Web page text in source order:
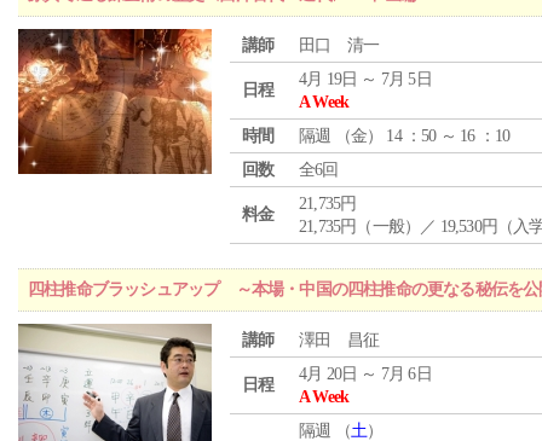
講師 田口 清一
日程
4月 19日 ～ 7月 5日
A Week
時間
隔週 （金） 14 ：50 ～ 16 ：10
回数
全6回
料金
21,735円
21,735円（一般）／ 19,530円（入
四柱推命ブラッシュアップ ～本場・中国の四柱推命の更なる秘伝を
講師 澤田 昌征
日程
4月 20日 ～ 7月 6日
A Week
隔週 （土）